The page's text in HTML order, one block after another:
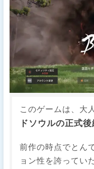
このゲームは、大
ドソウルの正式
前作の時点でとん
ョン性を誇ってい